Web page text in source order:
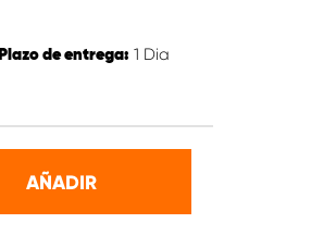
Plazo de entrega: 1 Dia
AÑADIR